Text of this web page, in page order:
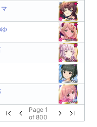
Page 1
of 800